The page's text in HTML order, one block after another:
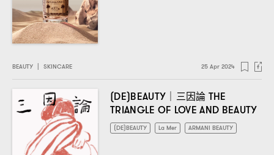
BEAUTY SKINCARE 25 Apr 2024
(DE)BEAUTY｜ 三因論 THE
TRIANGLE OF LOVE AND BEAUTY
(DE)BEAUTY La Mer ARMANI BEAUTY